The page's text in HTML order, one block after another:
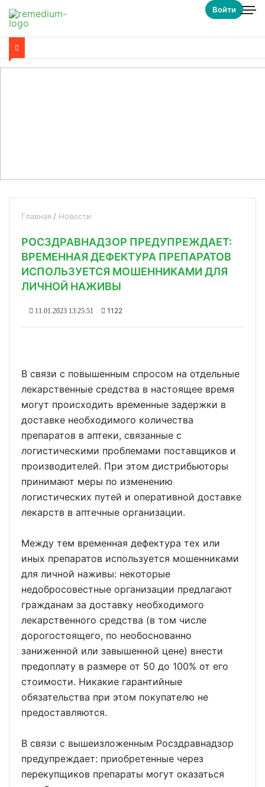
Войти
Главная Новости
РОСЗДРАВНАДЗОР ПРЕДУПРЕЖДАЕТ:
ВРЕМЕННАЯ ДЕФЕКТУРА ПРЕПАРАТОВ
ИСПОЛЬЗУЕТСЯ МОШЕННИКАМИ ДЛЯ
ЛИЧНОЙ НАЖИВЫ
11.01.2023 13:25:51 1122
В связи с повышенным спросом на отдельные
лекарственные средства в настоящее время
могут происходить временные задержки в
доставке необходимого количества
препаратов в аптеки, связанные с
логистическими проблемами поставщиков и
производителей. При этом дистрибьюторы
принимают меры по изменению
логистических путей и оперативной доставке
лекарств в аптечные организации.
Между тем временная дефектура тех или
иных препаратов используется мошенниками
для личной наживы: некоторые
недобросовестные организации предлагают
гражданам за доставку необходимого
лекарственного средства (в том числе
дорогостоящего, по необоснованно
заниженной или завышенной цене) внести
предоплату в размере от 50 до 100% от его
стоимости. Никакие гарантийные
обязательства при этом покупателю не
предоставляются.
В связи с вышеизложенным Росздравнадзор
предупреждает: приобретенные через
перекупщиков препараты могут оказаться